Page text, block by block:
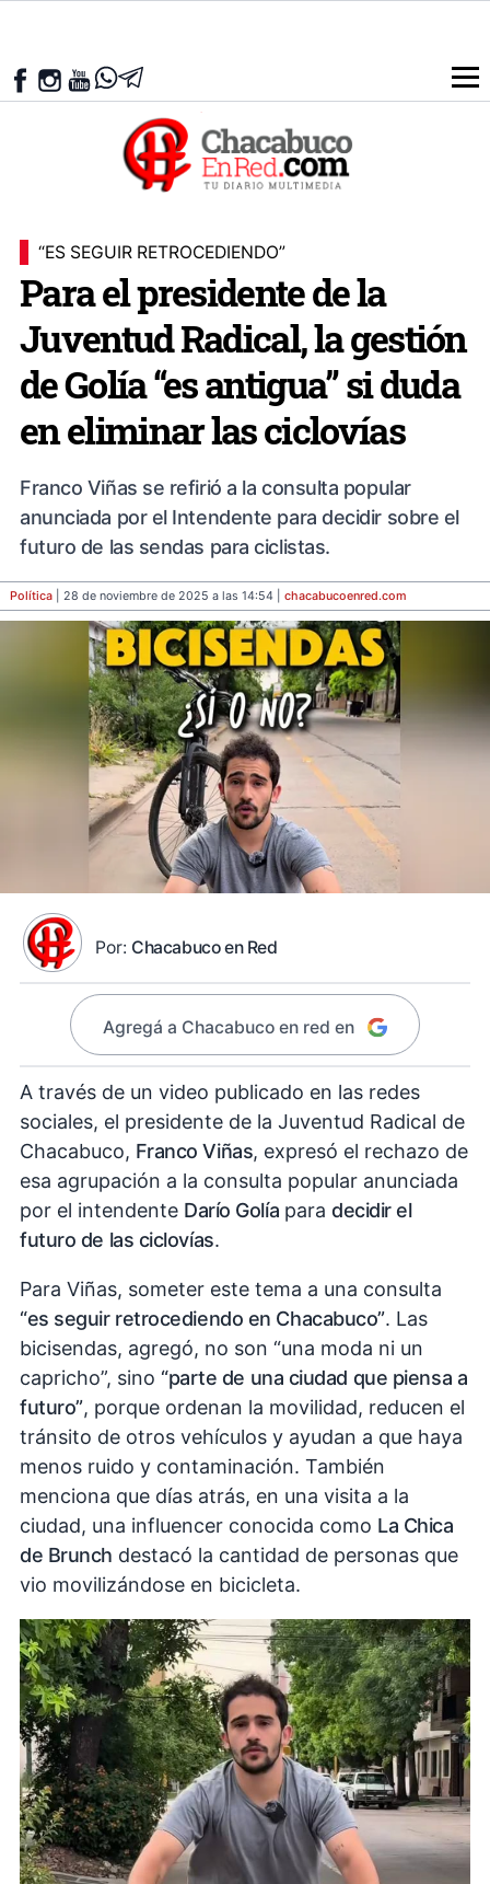
“ES SEGUIR RETROCEDIENDO”
Para el presidente de la
Juventud Radical, la gestión
de Golía “es antigua” si duda
en eliminar las ciclovías
Franco Viñas se refirió a la consulta popular
anunciada por el Intendente para decidir sobre el
futuro de las sendas para ciclistas.
Política | 28 de noviembre de 2025 a las 14:54 | chacabucoenred.com
Por: Chacabuco en Red
Agregá a Chacabuco en red en
A través de un video publicado en las redes
sociales, el presidente de la Juventud Radical de
Chacabuco, Franco Viñas, expresó el rechazo de
esa agrupación a la consulta popular anunciada
por el intendente Darío Golía para decidir el
futuro de las ciclovías.
Para Viñas, someter este tema a una consulta
“es seguir retrocediendo en Chacabuco”. Las
bicisendas, agregó, no son “una moda ni un
capricho”, sino “parte de una ciudad que piensa a
futuro”, porque ordenan la movilidad, reducen el
tránsito de otros vehículos y ayudan a que haya
menos ruido y contaminación. También
menciona que días atrás, en una visita a la
ciudad, una influencer conocida como La Chica
de Brunch destacó la cantidad de personas que
vio movilizándose en bicicleta.